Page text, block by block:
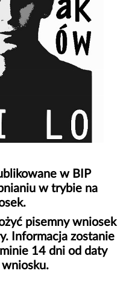
w BIP
w trybie na
pisemny wniosek
Informacja zostanie
14 dni od daty
wniosku.